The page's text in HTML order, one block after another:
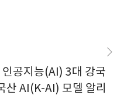
공지능(AI) 3대 강국
산 AI(K-AI) 모델 알리